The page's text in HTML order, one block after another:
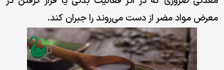
محصولات
کارکرد
محصولات
معرض مواد مضر از دست می‌روند را جبران کند.